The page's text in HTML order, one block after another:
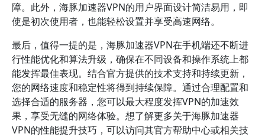
障。此外，海豚加速器VPN的用户界面设计简洁易用，即
使是初次使用者，也能轻松设置并享受高速网络。
最后，值得一提的是，海豚加速器VPN在手机端还不断进
行性能优化和算法升级，确保在不同设备和操作系统上都
能发挥最佳表现。结合官方提供的技术支持和持续更新，
您的网络速度和稳定性将得到持续保障。通过合理配置和
选择合适的服务器，您可以最大程度发挥VPN的加速效
果，享受无缝的网络体验。想了解更多关于海豚加速器
VPN的性能提升技巧，可以访问其官方帮助中心或相关技